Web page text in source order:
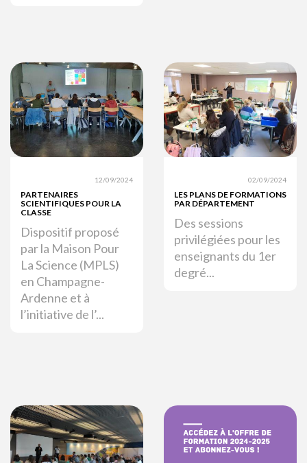
12/09/2024
PARTENAIRES
SCIENTIFIQUES POUR LA
CLASSE
Dispositif proposé
par la Maison Pour
La Science (MPLS)
en Champagne-
Ardenne et à
l’initiative de l’...
02/09/2024
LES PLANS DE FORMATIONS
PAR DÉPARTEMENT
Des sessions
privilégiées pour les
enseignants du 1er
degré...